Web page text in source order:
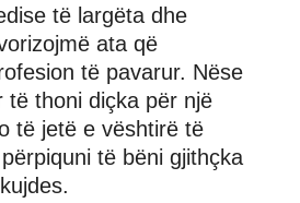
të largëta dhe
ata që
të pavarur. Nëse
të thoni diçka për një
të jetë e vështirë të
të bëni gjithçka